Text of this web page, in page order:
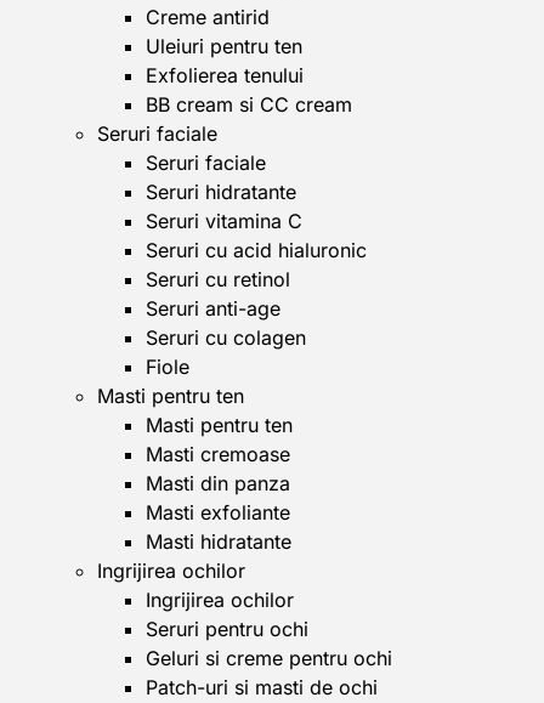
Creme antirid
Uleiuri pentru ten
Exfolierea tenului
BB cream si CC cream
Seruri faciale
Seruri faciale
Seruri hidratante
Seruri vitamina C
Seruri cu acid hialuronic
Seruri cu retinol
Seruri anti-age
Seruri cu colagen
Fiole
Masti pentru ten
Masti pentru ten
Masti cremoase
Masti din panza
Masti exfoliante
Masti hidratante
Ingrijirea ochilor
Ingrijirea ochilor
Seruri pentru ochi
Geluri si creme pentru ochi
Patch-uri si masti de ochi